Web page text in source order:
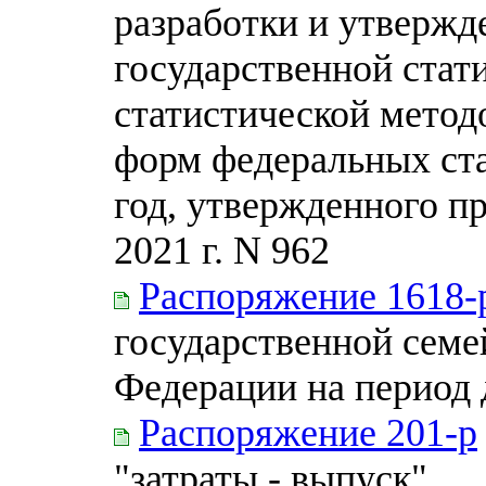
разработки и
государственной
статистической
форм федеральных
год, утвержденного
2021 г. N 962
Распоряжение 1618-
государственной
Федерации на период
Распоряжение 201-р